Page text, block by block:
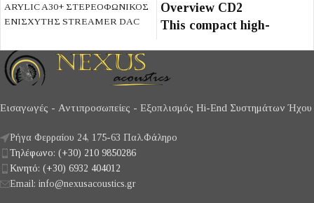
ARYLIC A30+ ΣΤΕΡΕΟΦΩΝΙΚΟΣ
ΕΝΙΣΧΥΤΗΣ STREAMER DAC
ενισχυτής 2 x 35W στα 4Ω και 2 x
18W στα 8Ω με δυνατότητα
ασύρματης αναπαραγωγής ήχου και
σύνδεση με ηχεία παθητικού τύπου.
Υποστηρίζει Airplay, Spotify
Connect, Bluetooth 5.0 για stream-
άρισμα και συνδέεται με DLNA kai
UPnP. Παρέχει πρόσβαση σε
υπηρεσίες streaming όπως Spotify,
Apple music, Amazon Music, Tidal
Overview CD2
This compact high-
designed to offer
and compatibility with a
Εισαγωγές - Αντιπροσωπείες - Εξοπλισμός Hi-End Συστημάτων Ήχου
Ρήγα Φερραίου 24, 175-63 Παλ.Φάληρο
Τηλέφωνο: (+30) 210 9850286
Κινητό: (+30) 6932 404012
Email: info@nexusacoustics.gr